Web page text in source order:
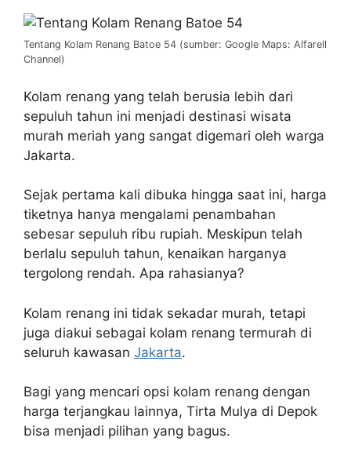
Tentang Kolam Renang Batoe 54 (sumber: Google Maps: Alfarell
Channel)
Kolam renang yang telah berusia lebih dari
sepuluh tahun ini menjadi destinasi wisata
murah meriah yang sangat digemari oleh warga
Jakarta.
Sejak pertama kali dibuka hingga saat ini, harga
tiketnya hanya mengalami penambahan
sebesar sepuluh ribu rupiah. Meskipun telah
berlalu sepuluh tahun, kenaikan harganya
tergolong rendah. Apa rahasianya?
Kolam renang ini tidak sekadar murah, tetapi
juga diakui sebagai kolam renang termurah di
seluruh kawasan Jakarta.
Bagi yang mencari opsi kolam renang dengan
harga terjangkau lainnya, Tirta Mulya di Depok
bisa menjadi pilihan yang bagus.